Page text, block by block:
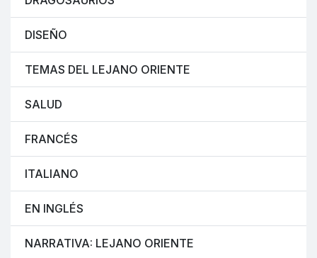
DISEÑO
TEMAS DEL LEJANO ORIENTE
SALUD
FRANCÉS
ITALIANO
EN INGLÉS
NARRATIVA: LEJANO ORIENTE